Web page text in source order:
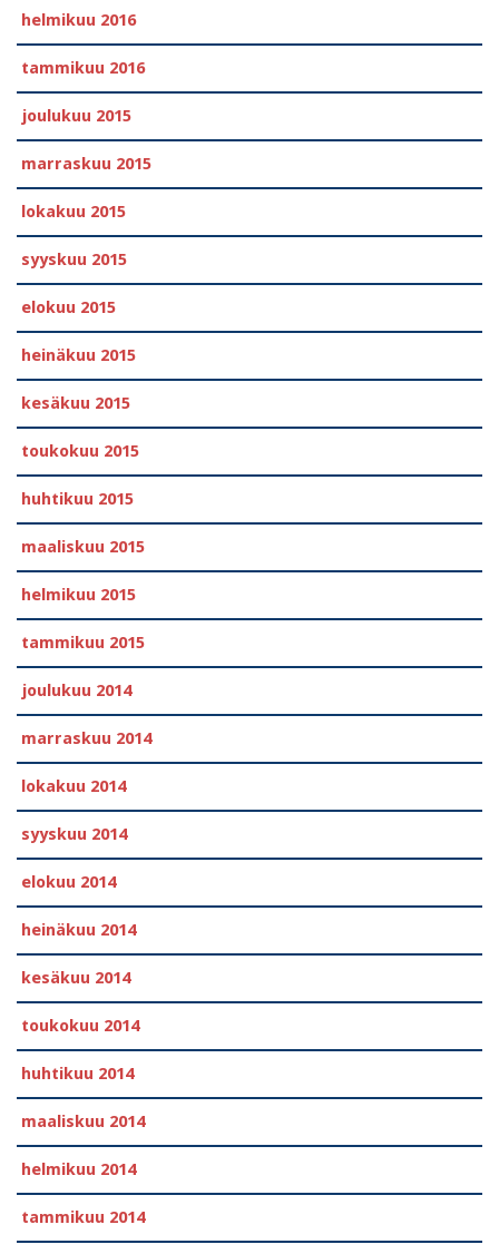
helmikuu 2016
tammikuu 2016
joulukuu 2015
marraskuu 2015
lokakuu 2015
syyskuu 2015
elokuu 2015
heinäkuu 2015
kesäkuu 2015
toukokuu 2015
huhtikuu 2015
maaliskuu 2015
helmikuu 2015
tammikuu 2015
joulukuu 2014
marraskuu 2014
lokakuu 2014
syyskuu 2014
elokuu 2014
heinäkuu 2014
kesäkuu 2014
toukokuu 2014
huhtikuu 2014
maaliskuu 2014
helmikuu 2014
tammikuu 2014